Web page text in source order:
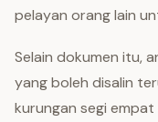
pelayan orang lain
Selain dokumen itu,
yang boleh disalin
kurungan segi